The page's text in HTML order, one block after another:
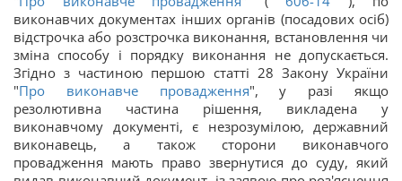
виконавчих документах інших органів (посадових осіб)
відстрочка або розстрочка виконання, встановлення чи
зміна способу і порядку виконання не допускається.
Згідно з частиною першою статті 28 Закону України
"Про виконавче провадження", у разі якщо
резолютивна частина рішення, викладена у
виконавчому документі, є незрозумілою, державний
виконавець, а також сторони виконавчого
провадження мають право звернутися до суду, який